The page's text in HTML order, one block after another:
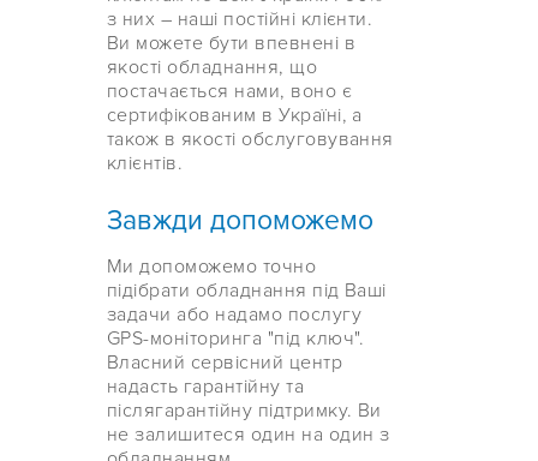
з них – наші постійні клієнти.
Ви можете бути впевнені в
якості обладнання, що
постачається нами, воно є
сертифікованим в Україні, а
також в якості обслуговування
клієнтів.
Завжди допоможемо
Ми допоможемо точно
підібрати обладнання під Ваші
задачи або надамо послугу
GPS-моніторинга "під ключ".
Власний сервісний центр
надасть гарантійну та
післягарантійну підтримку. Ви
не залишитеся один на один з